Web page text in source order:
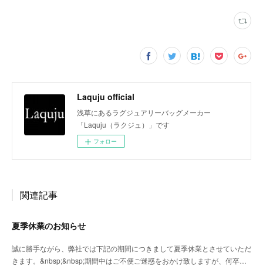
Laquju official
浅草にあるラグジュアリーバッグメーカー
「Laquju（ラクジュ）」です
フォロー
関連記事
夏季休業のお知らせ
誠に勝手ながら、弊社では下記の期間につきまして夏季休業とさせていただ
きます。&nbsp;&nbsp;期間中はご不便ご迷惑をおかけ致しますが、何卒…